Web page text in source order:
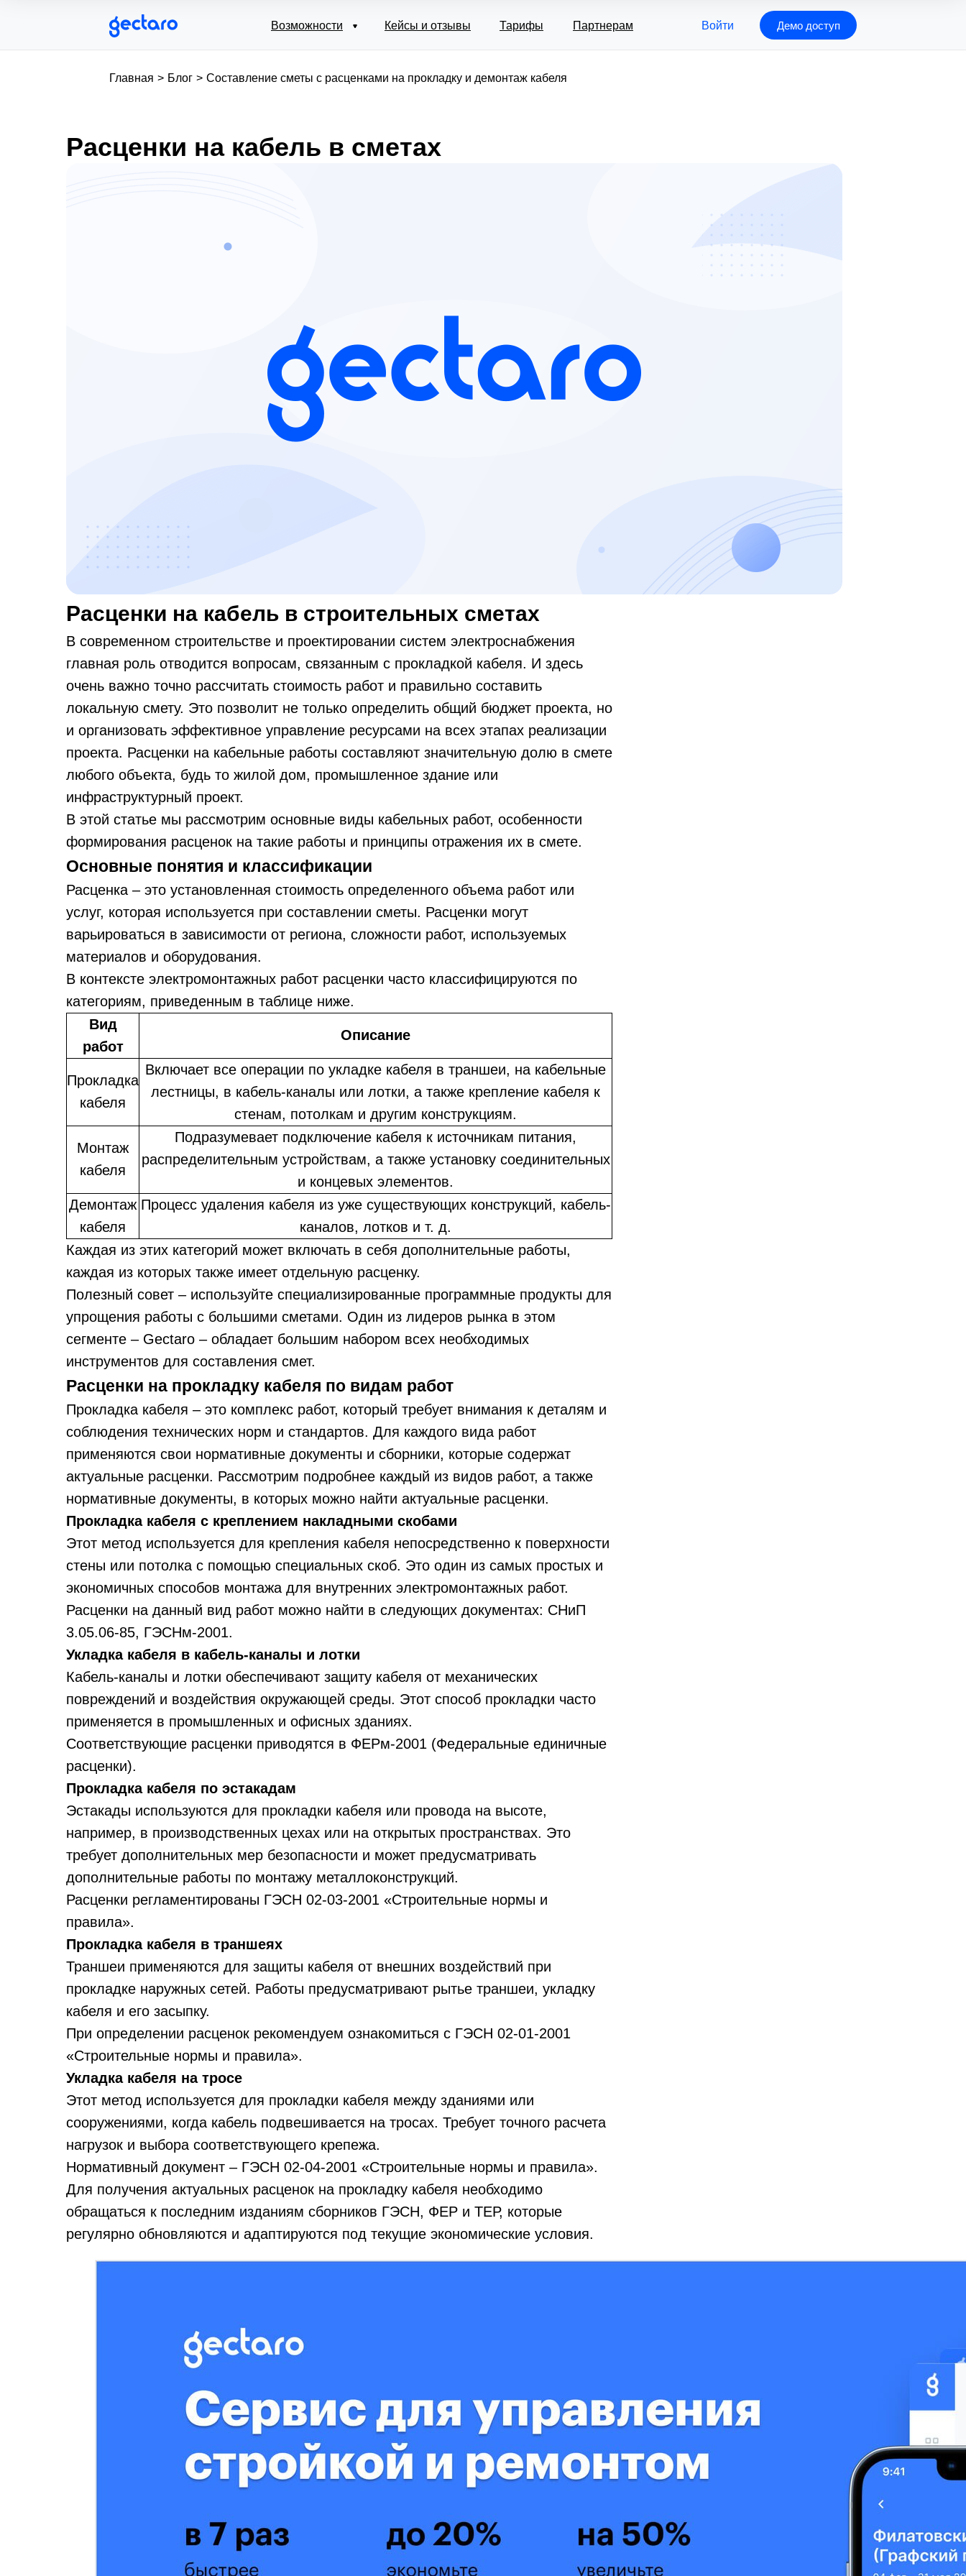
Возможности Демо доступ
Войти
Кейсы и отзывы Тарифы Партнерам
Главная > Блог > Составление сметы с расценками на прокладку и демонтаж кабеля
Расценки на кабель в сметах
Расценки на кабель в строительных сметах
В современном строительстве и проектировании систем электроснабжения
главная роль отводится вопросам, связанным с прокладкой кабеля. И здесь
очень важно точно рассчитать стоимость работ и правильно составить
локальную смету. Это позволит не только определить общий бюджет проекта, но
и организовать эффективное управление ресурсами на всех этапах реализации
проекта. Расценки на кабельные работы составляют значительную долю в смете
любого объекта, будь то жилой дом, промышленное здание или
инфраструктурный проект.
В этой статье мы рассмотрим основные виды кабельных работ, особенности
формирования расценок на такие работы и принципы отражения их в смете.
Основные понятия и классификации
Расценка – это установленная стоимость определенного объема работ или
услуг, которая используется при составлении сметы. Расценки могут
варьироваться в зависимости от региона, сложности работ, используемых
материалов и оборудования.
В контексте электромонтажных работ расценки часто классифицируются по
категориям, приведенным в таблице ниже.
Вид
работ
Описание
Прокладка
кабеля
Включает все операции по укладке кабеля в траншеи, на кабельные
лестницы, в кабель-каналы или лотки, а также крепление кабеля к
стенам, потолкам и другим конструкциям.
Монтаж
кабеля
Подразумевает подключение кабеля к источникам питания,
распределительным устройствам, а также установку соединительных
и концевых элементов.
Демонтаж
кабеля
Процесс удаления кабеля из уже существующих конструкций, кабель-
каналов, лотков и т. д.
Каждая из этих категорий может включать в себя дополнительные работы,
каждая из которых также имеет отдельную расценку.
Полезный совет – используйте специализированные программные продукты для
упрощения работы с большими сметами. Один из лидеров рынка в этом
сегменте – Gectaro – обладает большим набором всех необходимых
инструментов для составления смет.
Расценки на прокладку кабеля по видам работ
Прокладка кабеля – это комплекс работ, который требует внимания к деталям и
соблюдения технических норм и стандартов. Для каждого вида работ
применяются свои нормативные документы и сборники, которые содержат
актуальные расценки. Рассмотрим подробнее каждый из видов работ, а также
нормативные документы, в которых можно найти актуальные расценки.
Прокладка кабеля с креплением накладными скобами
Этот метод используется для крепления кабеля непосредственно к поверхности
стены или потолка с помощью специальных скоб. Это один из самых простых и
экономичных способов монтажа для внутренних электромонтажных работ.
Расценки на данный вид работ можно найти в следующих документах: СНиП
3.05.06-85, ГЭСНм-2001.
Укладка кабеля в кабель-каналы и лотки
Кабель-каналы и лотки обеспечивают защиту кабеля от механических
повреждений и воздействия окружающей среды. Этот способ прокладки часто
применяется в промышленных и офисных зданиях.
Соответствующие расценки приводятся в ФЕРм-2001 (Федеральные единичные
расценки).
Прокладка кабеля по эстакадам
Эстакады используются для прокладки кабеля или провода на высоте,
например, в производственных цехах или на открытых пространствах. Это
требует дополнительных мер безопасности и может предусматривать
дополнительные работы по монтажу металлоконструкций.
Расценки регламентированы ГЭСН 02-03-2001 «Строительные нормы и
правила».
Прокладка кабеля в траншеях
Траншеи применяются для защиты кабеля от внешних воздействий при
прокладке наружных сетей. Работы предусматривают рытье траншеи, укладку
кабеля и его засыпку.
При определении расценок рекомендуем ознакомиться с ГЭСН 02-01-2001
«Строительные нормы и правила».
Укладка кабеля на тросе
Этот метод используется для прокладки кабеля между зданиями или
сооружениями, когда кабель подвешивается на тросах. Требует точного расчета
нагрузок и выбора соответствующего крепежа.
Нормативный документ – ГЭСН 02-04-2001 «Строительные нормы и правила».
Для получения актуальных расценок на прокладку кабеля необходимо
обращаться к последним изданиям сборников ГЭСН, ФЕР и ТЕР, которые
регулярно обновляются и адаптируются под текущие экономические условия.